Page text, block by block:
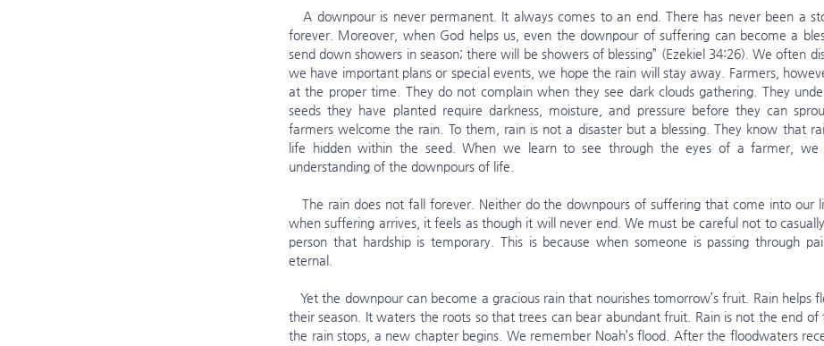
forever. Moreover, when God helps us, even the downpour of suffering can become a
send down showers in season; there will be showers of blessing” (Ezekiel 34:26). We often
we have important plans or special events, we hope the rain will stay away. Farmers,
at the proper time. They do not complain when they see dark clouds gathering. They
seeds they have planted require darkness, moisture, and pressure before they can
farmers welcome the rain. To them, rain is not a disaster but a blessing. They know that
life hidden within the seed. When we learn to see through the eyes of a farmer, we
understanding of the downpours of life.
when suffering arrives, it feels as though it will never end. We must be careful not to
person that hardship is temporary. This is because when someone is passing through
eternal.
their season. It waters the roots so that trees can bear abundant fruit. Rain is not the end of
the rain stops, a new chapter begins. We remember Noah’s flood. After the floodwaters